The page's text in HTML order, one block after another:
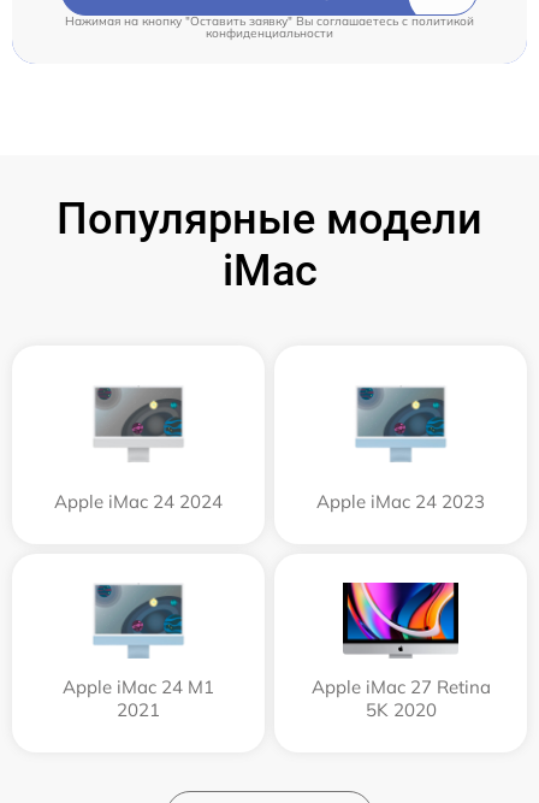
Нажимая на кнопку "Оставить заявку" Вы соглашаетесь c политикой
конфиденциальности
Популярные модели
iMac
Apple iMac 24 2024 Apple iMac 24 2023
Apple iMac 24 M1
2021
Apple iMac 27 Retina
5K 2020